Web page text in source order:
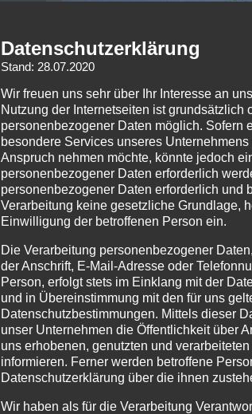
Angekommen zu Fuße des
Aufenthalt das Fahrzeug. Einer
sogenannten Terra Bussen.
eingesetzt werden, die
Vehikel stellten einen
Gletscher, einem von acht
Datenschutzerklärung
Stand: 28.07.2020
Wir freuen uns sehr über Ihr Interesse an
Nutzung der Internetseiten ist grundsätzlich
personenbezogener Daten möglich. Sofern
besondere Services unseres
Anspruch nehmen möchte, könnte jedoch
personenbezogener Daten erforderlich
personenbezogener Daten erforderlich und
Verarbeitung keine gesetzliche Grundlage,
Einwilligung der betroffenen Person ein.
Die Verarbeitung personenbezogener
der Anschrift, E-Mail-Adresse oder
Person, erfolgt stets im Einklang mit der
und in Übereinstimmung mit den für uns
Datenschutzbestimmungen. Mittels dieser
unser Unternehmen die Öffentlichkeit über
uns erhobenen, genutzten und
informieren. Ferner werden betroffene
Datenschutzerklärung über die ihnen
Wir haben als für die Verarbeitung